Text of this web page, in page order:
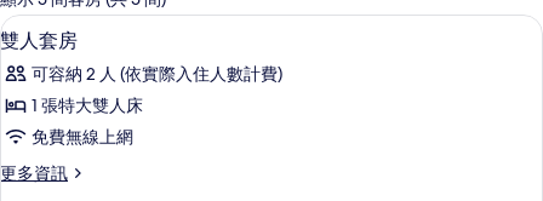
客
房
篩
選
條
顯
示
雙
人
房
羽絨被、客房內保險箱、書桌、熨斗/
5
雙人套房
可容納 2 人 (依實際入住人數計費)
1 張特大雙人床
免費無線上網
更多資訊
更